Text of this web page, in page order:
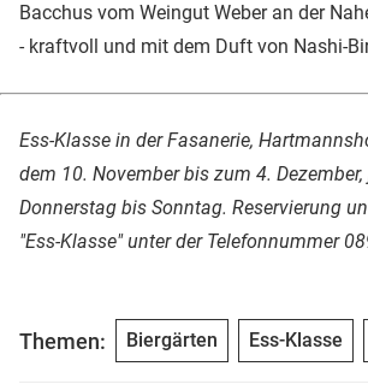
Bacchus vom Weingut Weber an der
- kraftvoll und mit dem Duft von Nashi-
Ess-Klasse in der Fasanerie,
dem 10. November bis zum 4.
Donnerstag bis Sonntag. Reservierung
"Ess-Klasse" unter der Telefonnummer
Themen: Biergärten Ess-Klasse